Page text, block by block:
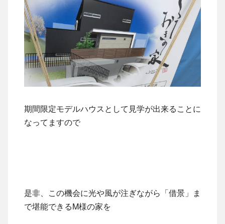
期間限定モデルハウスとして見学が出来ることに
なってますので
是非、この機会に光や風が注ぎながら「借景」ま
で堪能できるM様の家を